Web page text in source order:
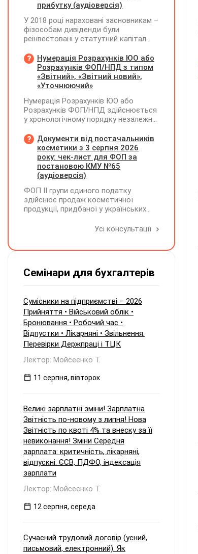
необхідно подавати декларацію з
пільги зазначати?
прибутку (аудіоверсія)
У 2018 році нараховані засновникам –
фізособам дивіденди були
реінвестовані у статутний капітал
ПДФО та ВЗ. Крім того, статутний
капітал збільшувався за рахунок
нерозподіленого прибутку без
нарахування дивідендів. У 2026 році
виплатити кошти засновникам. Чи
потрібно утримувати ПДФО та ВЗ?
Нумерація Розрахунків ЮО або
Розрахунків ФОП/НПД з типом
«Звітний», «Звітний новий»,
«Уточнюючий»
Нумерація Розрахунків ЮО або
Розрахунків ФОП/НПД здійснюється
у хронологічному порядку незалежно
звітного (податкового) періоду та не
продовжується в наступних
Документи від постачальників
косметики з 3 серпня 2026
року: чек-лист для ФОП за
постановою КМУ №65
(аудіоверсія)
ФОП ІІ групи єдиного податку
здійснює продаж косметичної
продукції, придбаної у українських
потрібно вимагати від
постановою КМУ від 20.01.2021 р.
Усі консультації
Семінари для бухгалтерів
Сумісники на підприємстві – 2026
Прийняття • Військовий облік •
Бронювання • Робочий час •
Відпустки • Лікарняні • Звільнення.
Перевірки Держпраці і ТЦК
Лектор: Мойсеєнко Т.
11 серпня, вівторок
Великі зарплатні зміни! Зарплатна
Звітність по-новому з липня! Нова
Звітність по квоті 4% та внеску за її
невиконання! Зміни Середня
зарплата: критичність, лікарняні,
відпускні. ЄСВ, ПДФО, індексація
зарплати
Лектор: Мойсеєнко Т.
12 серпня, середа
Сучасний трудовий договір (усний,
письмовий, електронний). Як